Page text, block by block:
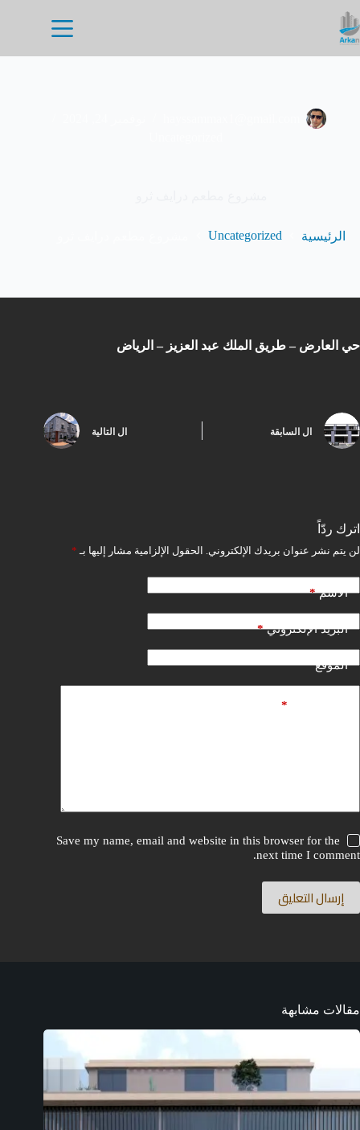
الرئيسية Uncategorized
حي العارض – طريق الملك عبد العزيز – الرياض
ال السابقة ال التالية
اترك ردّاً
لن يتم نشر عنوان بريدك الإلكتروني. الحقول الإلزامية مشار إليها بـ *
الاسم*
البريد الإلكتروني*
الموقع
*
Save my name, email and website in this browser for the
next time I comment.
إرسال التعليق
مقالات مشابهة